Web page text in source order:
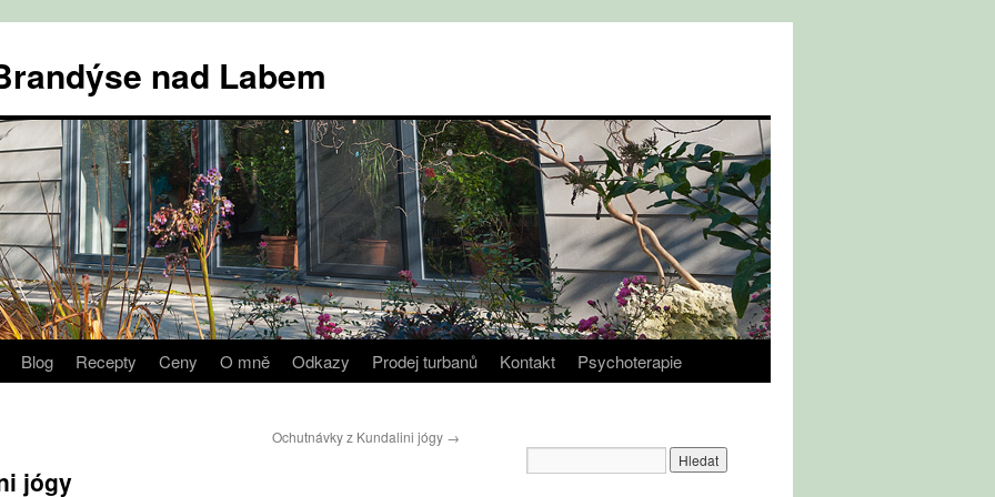
nad Labem
Blog Recepty Ceny O mně Odkazy Prodej turbanů Kontakt Psychoterapie
Ochutnávky z Kundalini jógy →
jógy